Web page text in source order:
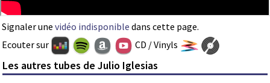
Signaler une vidéo indisponible dans cette page.
Ecouter sur
CD / Vinyls
Les autres tubes de Julio Iglesias